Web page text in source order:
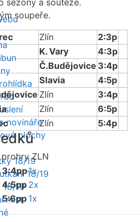
novináře
plochy
18/19
18/19
19
míst
sezóny a soutěže.
soupeře.
Zlín
2:3p
K. Vary
4:3p
Č.Budějovice 3:4p
Slavia
4:5p
Zlín
3:4p
Zlín
6:5p
Zlín 5:4p
prohry ZLN
3:4pp1x
4:5pp2x
5:6pp1x